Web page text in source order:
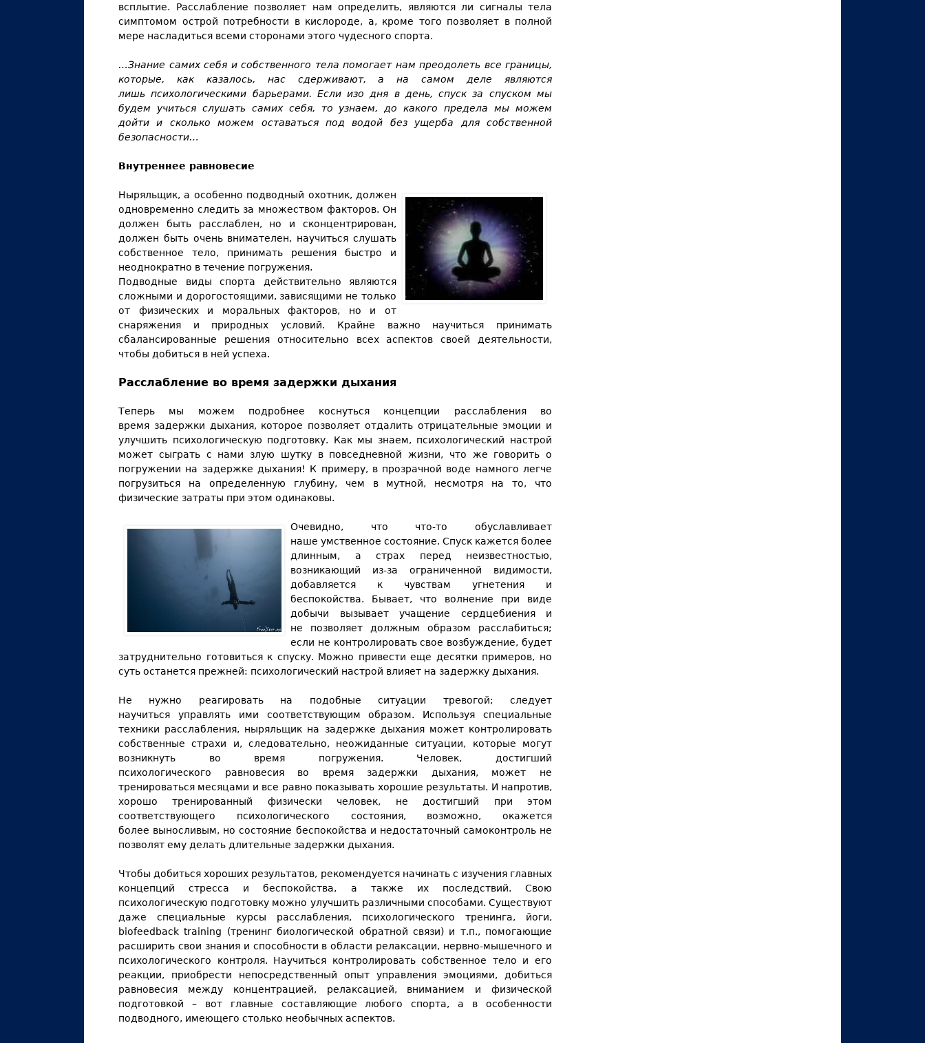
всплытие. Расслабление позволяет нам определить, являются ли сигналы тела
симптомом острой потребности в кислороде, а, кроме того позволяет в полной
мере насладиться всеми сторонами этого чудесного спорта.
…Знание самих себя и собственного тела помогает нам преодолеть все границы,
которые, как казалось, нас сдерживают, а на самом деле являются
лишь психологическими барьерами. Если изо дня в день, спуск за спуском мы
будем учиться слушать самих себя, то узнаем, до какого предела мы можем
дойти и сколько можем оставаться под водой без ущерба для собственной
безопасности…
Внутреннее равновесие
Ныряльщик, а особенно подводный охотник, должен
одновременно следить за множеством факторов. Он
должен быть расслаблен, но и сконцентрирован,
должен быть очень внимателен, научиться слушать
собственное тело, принимать решения быстро и
неоднократно в течение погружения.
Подводные виды спорта действительно являются
сложными и дорогостоящими, зависящими не только
от физических и моральных факторов, но и от
снаряжения и природных условий. Крайне важно научиться принимать
сбалансированные решения относительно всех аспектов своей деятельности,
чтобы добиться в ней успеха.
Расслабление во время задержки дыхания
Теперь мы можем подробнее коснуться концепции расслабления во
время задержки дыхания, которое позволяет отдалить отрицательные эмоции и
улучшить психологическую подготовку. Как мы знаем, психологический настрой
может сыграть с нами злую шутку в повседневной жизни, что же говорить о
погружении на задержке дыхания! К примеру, в прозрачной воде намного легче
погрузиться на определенную глубину, чем в мутной, несмотря на то, что
физические затраты при этом одинаковы.
Очевидно, что что-то обуславливает
наше умственное состояние. Спуск кажется более
длинным, а страх перед неизвестностью,
возникающий из-за ограниченной видимости,
добавляется к чувствам угнетения и
беспокойства. Бывает, что волнение при виде
добычи вызывает учащение сердцебиения и
не позволяет должным образом расслабиться;
если не контролировать свое возбуждение, будет
затруднительно готовиться к спуску. Можно привести еще десятки примеров, но
суть останется прежней: психологический настрой влияет на задержку дыхания.
Не нужно реагировать на подобные ситуации тревогой; следует
научиться управлять ими соответствующим образом. Используя специальные
техники расслабления, ныряльщик на задержке дыхания может контролировать
собственные страхи и, следовательно, неожиданные ситуации, которые могут
возникнуть во время погружения. Человек, достигший
психологического равновесия во время задержки дыхания, может не
тренироваться месяцами и все равно показывать хорошие результаты. И напротив,
хорошо тренированный физически человек, не достигший при этом
соответствующего психологического состояния, возможно, окажется
более выносливым, но состояние беспокойства и недостаточный самоконтроль не
позволят ему делать длительные задержки дыхания.
Чтобы добиться хороших результатов, рекомендуется начинать с изучения главных
концепций стресса и беспокойства, а также их последствий. Свою
психологическую подготовку можно улучшить различными способами. Существуют
даже специальные курсы расслабления, психологического тренинга, йоги,
biofeedback training (тренинг биологической обратной связи) и т.п., помогающие
расширить свои знания и способности в области релаксации, нервно-мышечного и
психологического контроля. Научиться контролировать собственное тело и его
реакции, приобрести непосредственный опыт управления эмоциями, добиться
равновесия между концентрацией, релаксацией, вниманием и физической
подготовкой – вот главные составляющие любого спорта, а в особенности
подводного, имеющего столько необычных аспектов.